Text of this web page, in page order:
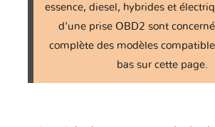
Colt VII
essence, diesel, hybrides et
d'une prise OBD2 sont
complète des modèles
bas sur cette page.